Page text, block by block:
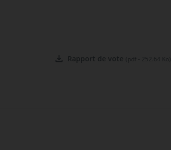
Rapport de vote (pdf - 252.64 Ko)